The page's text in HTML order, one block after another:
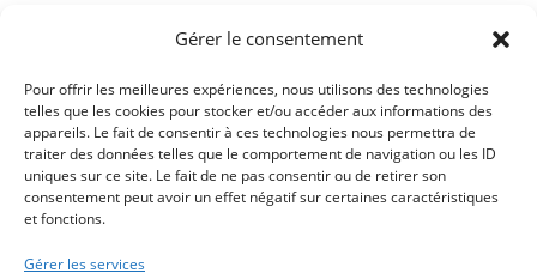
Gérer le consentement
Pour offrir les meilleures expériences, nous utilisons des technologies
telles que les cookies pour stocker et/ou accéder aux informations des
appareils. Le fait de consentir à ces technologies nous permettra de
traiter des données telles que le comportement de navigation ou les ID
uniques sur ce site. Le fait de ne pas consentir ou de retirer son
consentement peut avoir un effet négatif sur certaines caractéristiques
et fonctions.
Gérer les services